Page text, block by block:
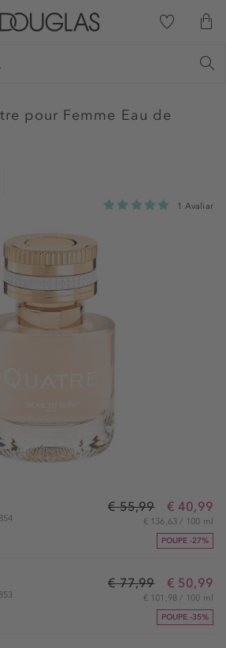
pour Femme Eau de
1 Avaliar
€ 55,99 € 40,99
€ 136,63 / 100 ml
POUPE -27%
€ 77,99 € 50,99
€ 101,98 / 100 ml
POUPE -35%